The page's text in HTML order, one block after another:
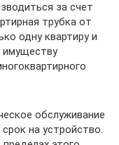
за счет
трубка от
одну квартиру и
имуществу
обслуживание
на устройство.